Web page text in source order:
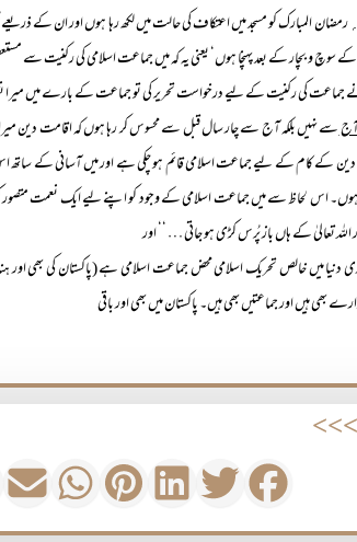
ذیل کی سطور ۲۹؍ رمضان المبارک کو مسجد میں اعتکاف کی حالت میں لکھ رہا ہوں اور ان
و بچار کے بعد پہنچا ہوں‘ یعنی یہ کہ میں جماعت اسلامی کی رکنیت سے
آجسے نہیں بلکہ آج سے چار سال قبل سے محسوس کر رہا ہوں کہ اقامت دین
دین کے کام کے لیے جماعت اسلامی قائم ہو چکی ہے اور میں آسانی کے
اس لحاظ سے میں جماعت اسلامی کے وجود کو اپنے لیے ایک نعمت متصور
اللہ تعالیٰ کے ہاں باز پُرس کڑی ہو جاتی … ‘‘ اور
دنیا میں خالص تحریک اسلامی محض جماعت اسلامی ہے (پاکستان کی بھی اور
بھی ہیں اور جماعتیں بھی ہیں۔ پاکستان میں بھی اور باقی
>>>